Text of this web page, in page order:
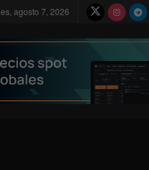
agosto 7, 2026